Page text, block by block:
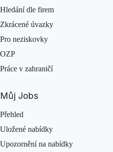
Hledání dle firem
Zkrácené úvazky
Pro neziskovky
OZP
Práce v zahraničí
Můj Jobs
Přehled
Uložené nabídky
Upozornění na nabídky